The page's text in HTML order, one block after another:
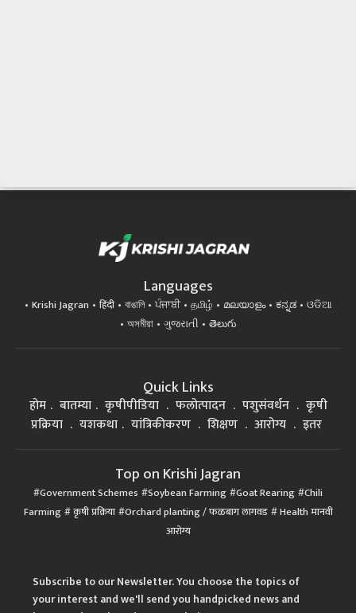
Languages
Krishi Jagran हिंदी বাঙালি ਪੰਜਾਬੀ தமிழ் മലയാളം ಕನ್ನಡ
ଓଡିଆ
অসমীয়া
ગુજરાતી తెలుగు
Quick Links
होम बातम्या कृषीपीडिया फलोत्पादन पशुसंवर्धन
कृषी
प्रक्रिया
यशकथा यांत्रिकीकरण शिक्षण आरोग्य इतर
Top on Krishi Jagran
Government Schemes Soybean Farming Goat Rearing Chili
Farming कृषी प्रक्रिया Orchard planting / फळबाग लागवड Health मानवी
आरोग्य
Subscribe to our Newsletter. You choose the topics of
your interest and we'll send you handpicked news and